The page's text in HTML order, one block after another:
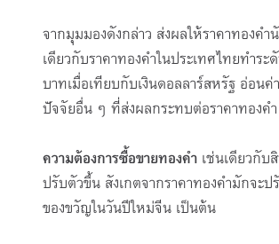
จากมุมมองดังกล่าว ส่งผลให้ราคาทอง
เดียวกับราคาทองคำในประเทศไทยทำ
บาทเมื่อเทียบกับเงินดอลลาร์สหรัฐ อ่อน
ปัจจัยอื่น ๆ ที่ส่งผลกระทบต่อราคาทองค
ความต้องการซื้อขายทองคำเช่นเดียวกับ
ปรับตัวขึ้น สังเกตจากราคาทองคำมักจะ
ของขวัญในวันปีใหม่จีน เป็นต้น